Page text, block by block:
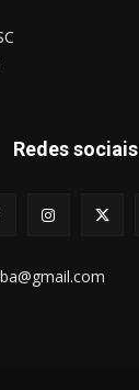
Redes sociais